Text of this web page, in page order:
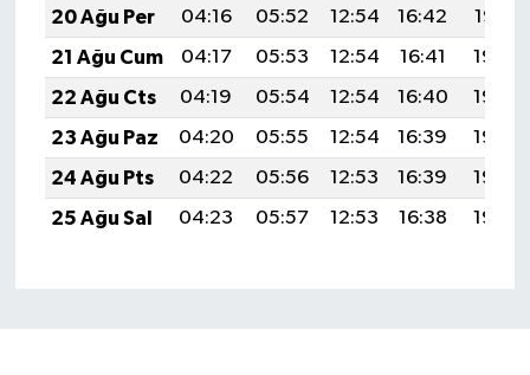
20 Ağu Per
04:16 05:52 12:54 16:42
19:47
21 Ağu Cum
04:17 05:53 12:54 16:41
19:45
22 Ağu Cts
04:19 05:54 12:54 16:40
19:44
23 Ağu Paz
04:20 05:55 12:54 16:39
19:42
24 Ağu Pts
04:22 05:56 12:53 16:39
19:40
25 Ağu Sal
04:23 05:57 12:53 16:38 19:39